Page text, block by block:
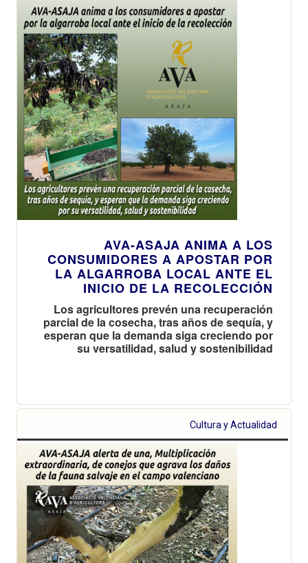
AVA-ASAJA ANIMA A LOS
CONSUMIDORES A APOSTAR POR
LA ALGARROBA LOCAL ANTE EL
INICIO DE LA RECOLECCIÓN
Los agricultores prevén una recuperación
parcial de la cosecha, tras años de sequía, y
esperan que la demanda siga creciendo por
su versatilidad, salud y sostenibilidad
Cultura y Actualidad